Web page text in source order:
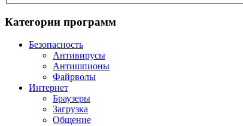
Категории программ
Безопасность
Антивирусы
Антишпионы
Файрволы
Интернет
Браузеры
Загрузка
Общение